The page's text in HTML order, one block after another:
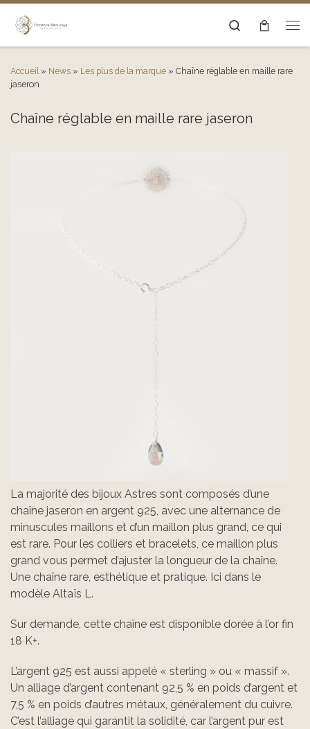
Passer au contenu Search
Accueil » News » Les plus de la marque » Chaîne réglable en maille rare
jaseron
Chaîne réglable en maille rare jaseron
La majorité des bijoux Astres sont composés d’une
chaîne jaseron en argent 925, avec une alternance de
minuscules maillons et d’un maillon plus grand, ce qui
est rare. Pour les colliers et bracelets, ce maillon plus
grand vous permet d’ajuster la longueur de la chaîne.
Une chaîne rare, esthétique et pratique. Ici dans le
modèle Altaïs L.
Sur demande, cette chaîne est disponible dorée à l’or fin
18 K+.
L’argent 925 est aussi appelé « sterling » ou « massif ».
Un alliage d’argent contenant 92,5 % en poids d’argent et
7,5 % en poids d’autres métaux, généralement du cuivre.
C’est l’alliage qui garantit la solidité, car l’argent pur est